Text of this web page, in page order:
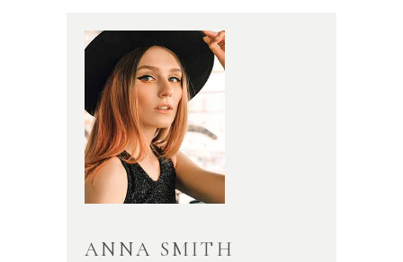
ANNA SMITH